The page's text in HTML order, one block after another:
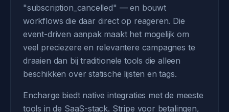
"subscription_cancelled" — en bouwt
workflows die daar direct op reageren. Die
event-driven aanpak maakt het mogelijk om
veel preciezere en relevantere campagnes te
draaien dan bij traditionele tools die alleen
beschikken over statische lijsten en tags.
Encharge biedt native integraties met de meeste
tools in de SaaS-stack. Stripe voor betalingen,